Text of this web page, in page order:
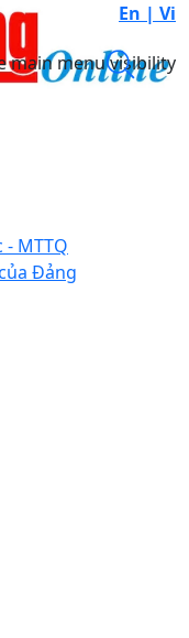
En | Vi
main menu visibility
MTTQ
Đảng